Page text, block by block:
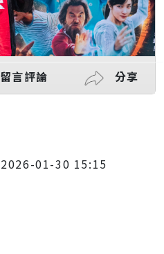
留言評論 分享
2026-01-30 15:15